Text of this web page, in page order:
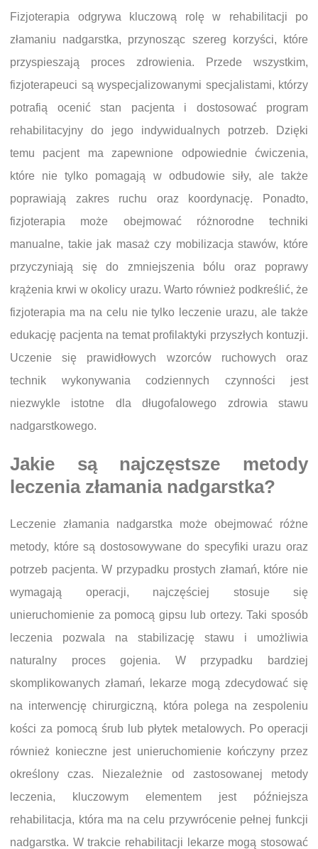
Fizjoterapia odgrywa kluczową rolę w rehabilitacji po
złamaniu nadgarstka, przynosząc szereg korzyści, które
przyspieszają proces zdrowienia. Przede wszystkim,
fizjoterapeuci są wyspecjalizowanymi specjalistami, którzy
potrafią ocenić stan pacjenta i dostosować program
rehabilitacyjny do jego indywidualnych potrzeb. Dzięki
temu pacjent ma zapewnione odpowiednie ćwiczenia,
które nie tylko pomagają w odbudowie siły, ale także
poprawiają zakres ruchu oraz koordynację. Ponadto,
fizjoterapia może obejmować różnorodne techniki
manualne, takie jak masaż czy mobilizacja stawów, które
przyczyniają się do zmniejszenia bólu oraz poprawy
krążenia krwi w okolicy urazu. Warto również podkreślić, że
fizjoterapia ma na celu nie tylko leczenie urazu, ale także
edukację pacjenta na temat profilaktyki przyszłych kontuzji.
Uczenie się prawidłowych wzorców ruchowych oraz
technik wykonywania codziennych czynności jest
niezwykle istotne dla długofalowego zdrowia stawu
nadgarstkowego.
Jakie są najczęstsze metody
leczenia złamania nadgarstka?
Leczenie złamania nadgarstka może obejmować różne
metody, które są dostosowywane do specyfiki urazu oraz
potrzeb pacjenta. W przypadku prostych złamań, które nie
wymagają operacji, najczęściej stosuje się
unieruchomienie za pomocą gipsu lub ortezy. Taki sposób
leczenia pozwala na stabilizację stawu i umożliwia
naturalny proces gojenia. W przypadku bardziej
skomplikowanych złamań, lekarze mogą zdecydować się
na interwencję chirurgiczną, która polega na zespoleniu
kości za pomocą śrub lub płytek metalowych. Po operacji
również konieczne jest unieruchomienie kończyny przez
określony czas. Niezależnie od zastosowanej metody
leczenia, kluczowym elementem jest późniejsza
rehabilitacja, która ma na celu przywrócenie pełnej funkcji
nadgarstka. W trakcie rehabilitacji lekarze mogą stosować